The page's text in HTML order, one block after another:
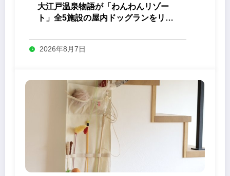
大江戸温泉物語が「わんわんリゾー
ト」全5施設の屋内ドッグランをリニ
2026年8月7日